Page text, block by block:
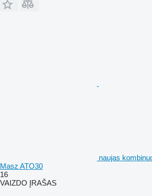
naujas
Masz ATO30
16
VAIZDO ĮRAŠAS